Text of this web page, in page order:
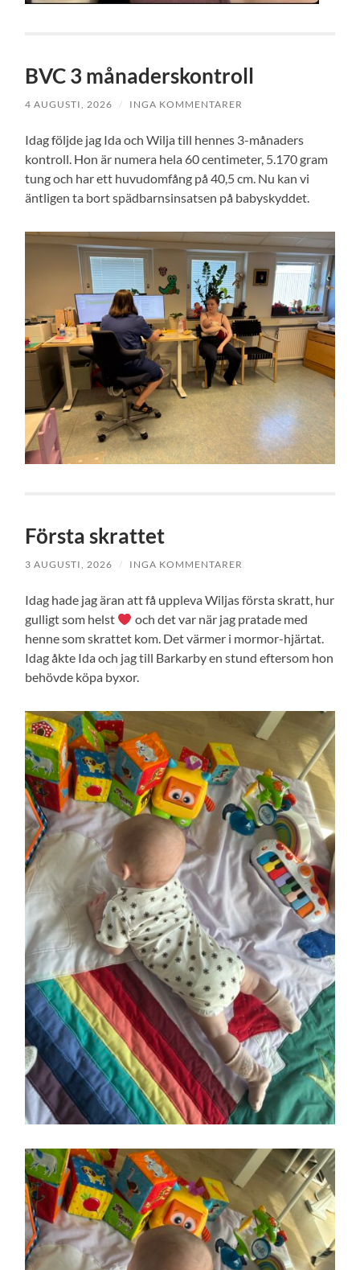
BVC 3 månaderskontroll
4 AUGUSTI, 2026 / INGA KOMMENTARER
Idag följde jag Ida och Wilja till hennes 3-månaders
kontroll. Hon är numera hela 60 centimeter, 5.170 gram
tung och har ett huvudomfång på 40,5 cm. Nu kan vi
äntligen ta bort spädbarnsinsatsen på babyskyddet.
Första skrattet
3 AUGUSTI, 2026 / INGA KOMMENTARER
Idag hade jag äran att få uppleva Wiljas första skratt, hur
gulligt som helst
och det var när jag pratade med
henne som skrattet kom. Det värmer i mormor-hjärtat.
Idag åkte Ida och jag till Barkarby en stund eftersom hon
behövde köpa byxor.